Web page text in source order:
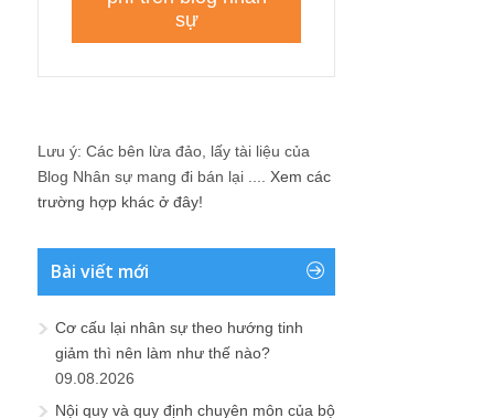
Lưu ý: Các bên lừa đảo, lấy tài liệu của
Blog Nhân sự mang đi bán lại .... Xem các
trường hợp khác ở đây!
Bài viết mới
Cơ cấu lại nhân sự theo hướng tinh
giảm thì nên làm như thế nào?
09.08.2026
Nội quy và quy định chuyên môn của bộ